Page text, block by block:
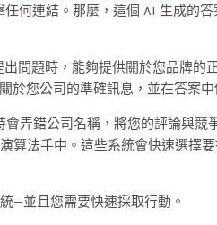
何連結。那麼，這個 AI 生成的
問題時，能夠提供關於您品牌的
於您公司的準確訊息，並在答案
弄錯公司名稱，將您的評論與競
算法手中。這些系統會快速選擇
—並且您需要快速採取行動。